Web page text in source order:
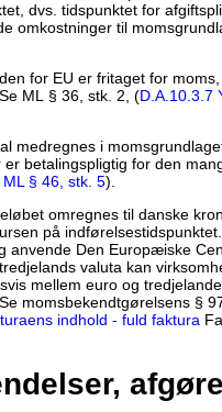
dvs. tidspunktet for
omkostninger til
for EU er fritaget for
ML § 36, stk. 2, (D.A.10.3.7
medregnes i
betalingspligtig for den
§ 46, stk. 5).
omregnes til danske
på
anvende Den Europæiske
valuta kan
mellem euro og
momsbekendtgørelsens §
indhold - fuld faktura